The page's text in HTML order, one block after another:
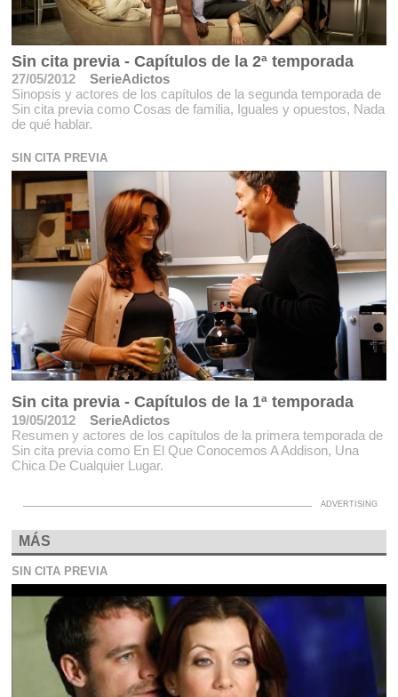
Sin cita previa - Capítulos de la 2ª temporada
27/05/2012
SerieAdictos
Sinopsis y actores de los capítulos de la segunda temporada de
Sin cita previa como Cosas de familia, Iguales y opuestos, Nada
de qué hablar.
SIN CITA PREVIA
Sin cita previa - Capítulos de la 1ª temporada
19/05/2012
SerieAdictos
Resumen y actores de los capítulos de la primera temporada de
Sin cita previa como En El Que Conocemos A Addison, Una
Chica De Cualquier Lugar.
MÁS
SIN CITA PREVIA